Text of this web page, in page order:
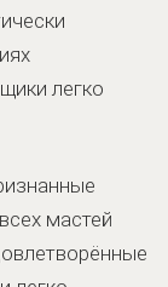
легко
мастей